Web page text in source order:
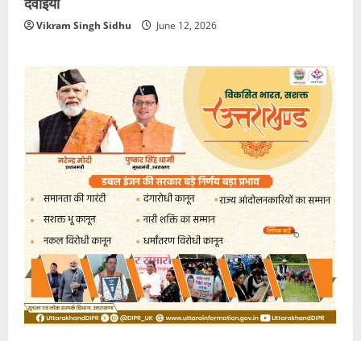
Vikram Singh Sidhu June 12, 2026